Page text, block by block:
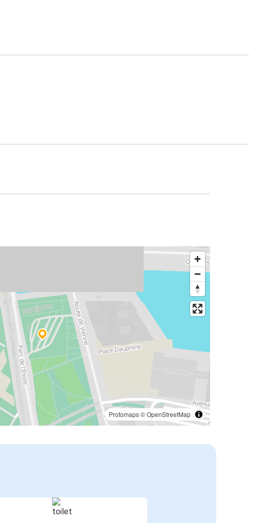
Protomaps©OpenStreetMap